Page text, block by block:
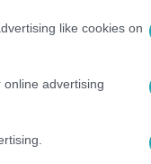
like cookies on
advertising
Ezrednél. Az rtl.hu